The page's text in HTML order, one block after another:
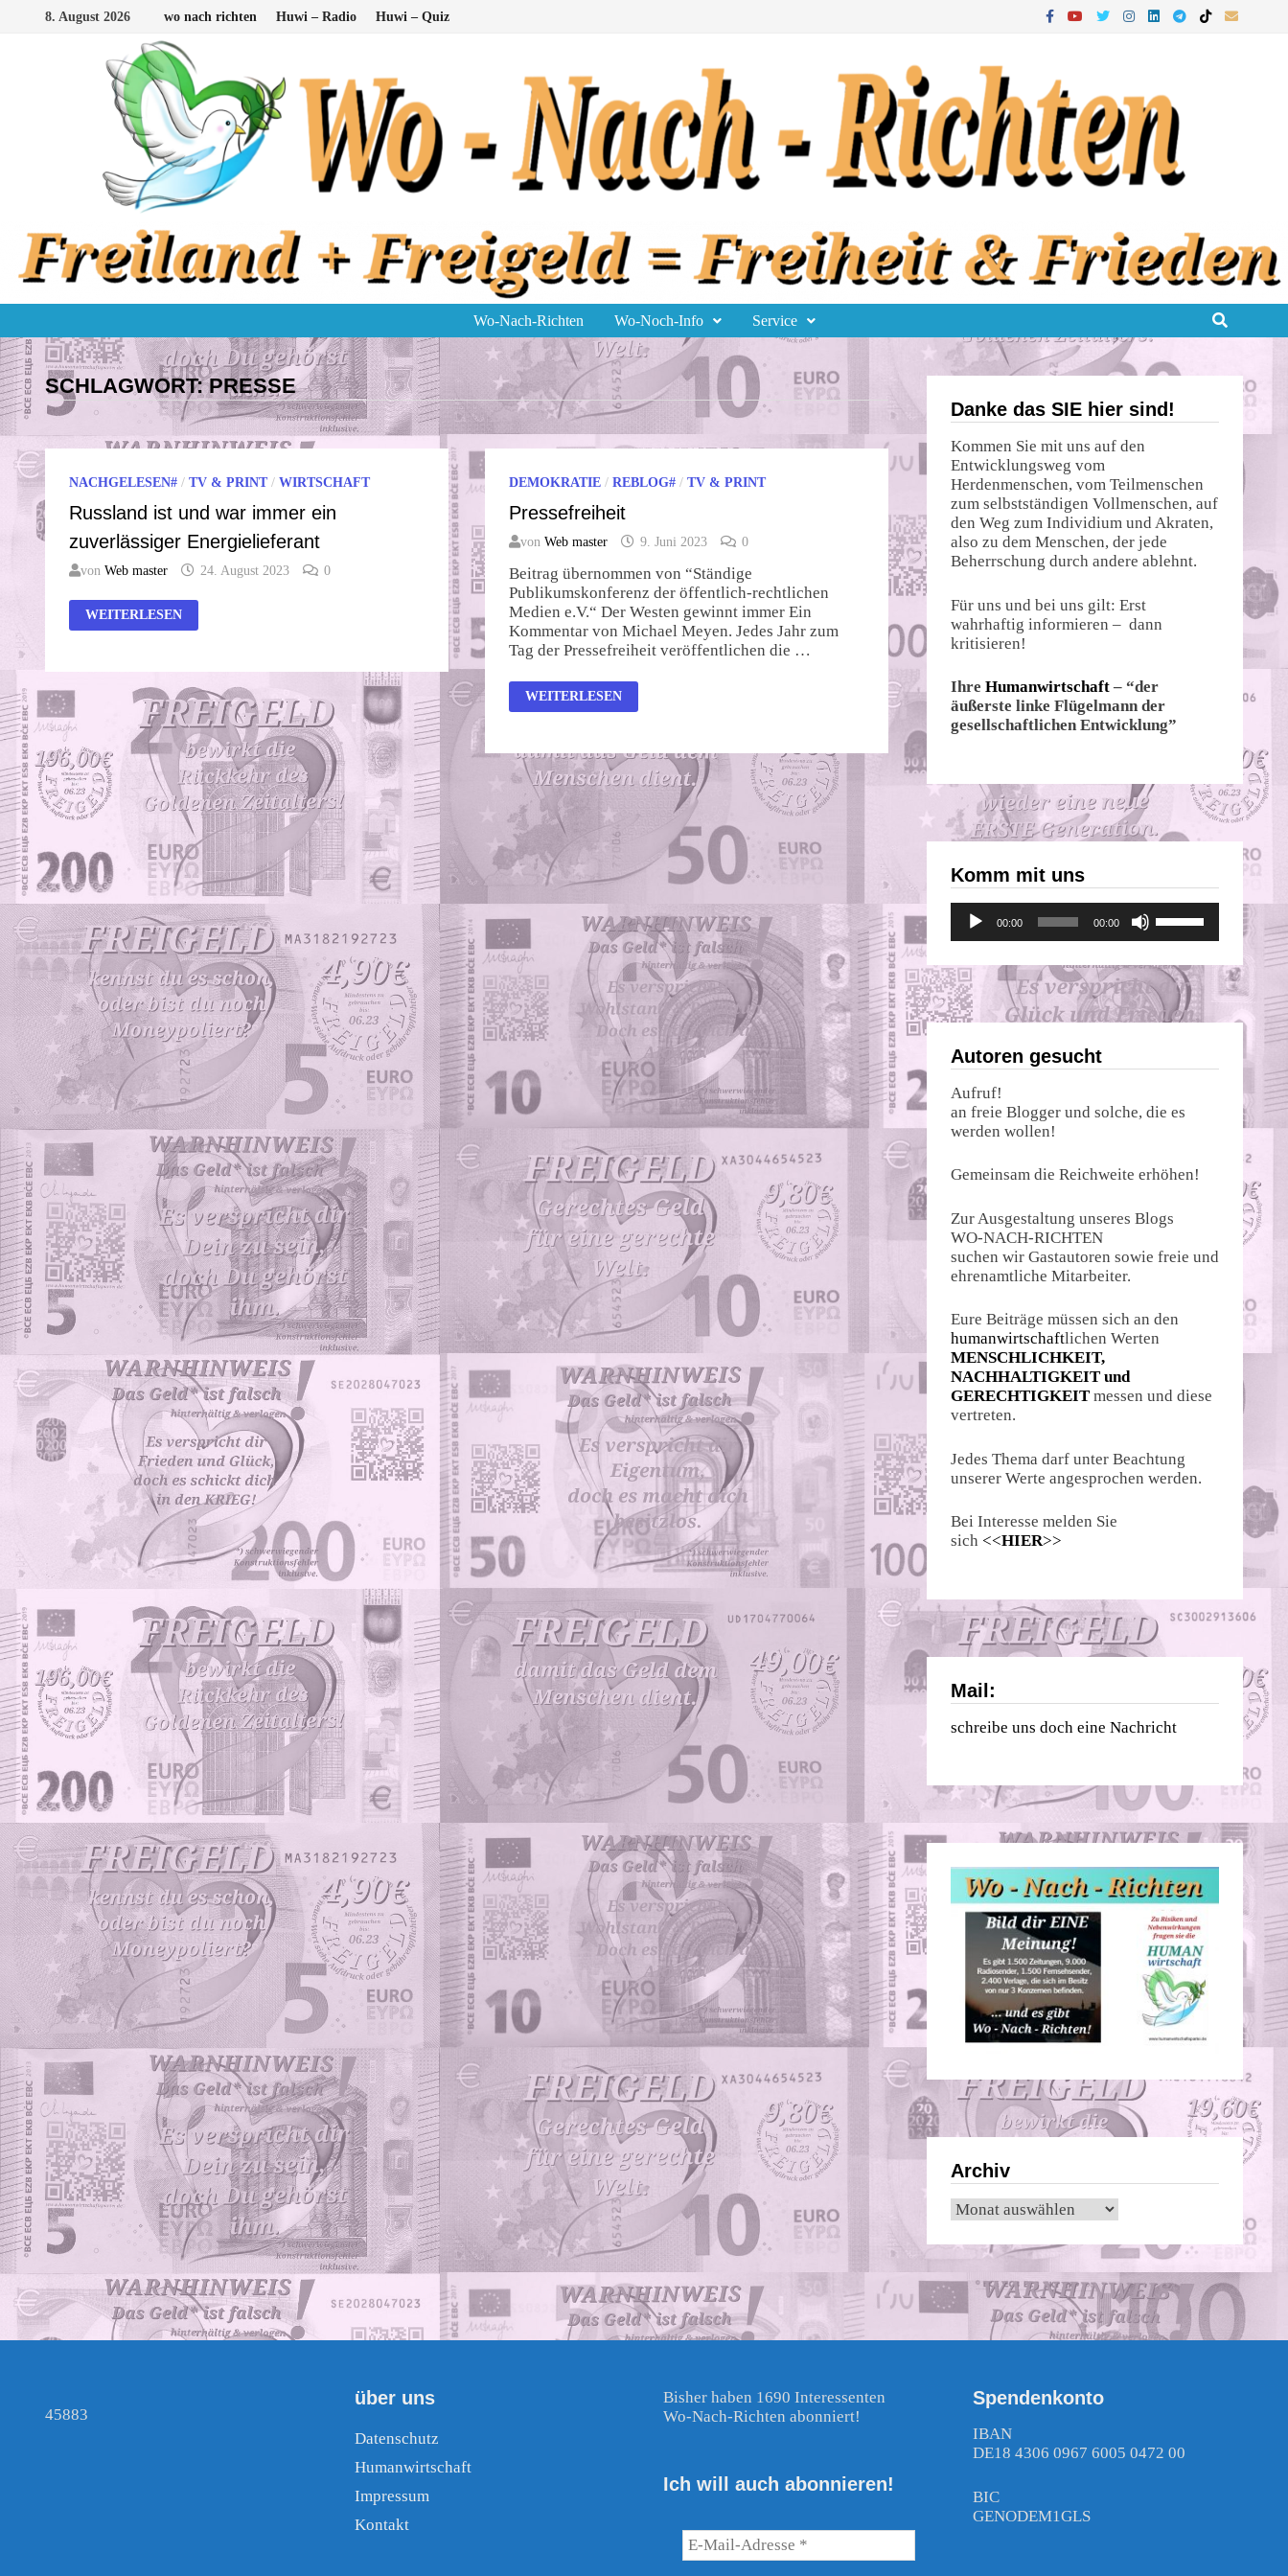
8. August 2026 wo nach richten Huwi – Radio Huwi – Quiz
Wo-Nach-Richten Wo-Noch-Info Service
SCHLAGWORT:PRESSE
NACHGELESEN# / TV & PRINT/ WIRTSCHAFT
Russland ist und war immer ein
zuverlässiger Energielieferant
von Web master 24. August 2023 0
RUSSLAND
IST
ZUVERLÄSSIGER
ENERGIELIEFERANT
WEITERLESEN
DEMOKRATIE/ REBLOG#/ TV & PRINT
Pressefreiheit
von Web master 9. Juni 2023 0
Beitrag übernommen von “Ständige
Publikumskonferenz der öffentlich-rechtlichen
Medien e.V.“ Der Westen gewinnt immer Ein
Kommentar von Michael Meyen. Jedes Jahr zum
Tag der Pressefreiheit veröffentlichen die …
PRESSEFREIHEIT
WEITERLESEN
Danke das SIE hier sind!
Kommen Sie mit uns auf den
Entwicklungsweg vom
Herdenmenschen, vom Teilmenschen
zum selbstständigen Vollmenschen, auf
den Weg zum Individium und Akraten,
also zu dem Menschen, der jede
Beherrschung durch andere ablehnt.
Für uns und bei uns gilt: Erst
wahrhaftig informieren – dann
kritisieren!
Ihre Humanwirtschaft – “der
äußerste linke Flügelmann der
gesellschaftlichen Entwicklung”
Komm mit uns
Audio-
Player
00:00 00:00
Hoch/Runter
um
die
Lautstärke
zu
Autoren gesucht
Aufruf!
an freie Blogger und solche, die es
werden wollen!
Gemeinsam die Reichweite erhöhen!
Zur Ausgestaltung unseres Blogs
WO-NACH-RICHTEN
suchen wir Gastautoren sowie freie und
ehrenamtliche Mitarbeiter.
Eure Beiträge müssen sich an den
humanwirtschaftlichen Werten
MENSCHLICHKEIT,
NACHHALTIGKEIT und
GERECHTIGKEIT messen und diese
vertreten.
Jedes Thema darf unter Beachtung
unserer Werte angesprochen werden.
Bei Interesse melden Sie
sich <<HIER>>
Mail:
schreibe uns doch eine Nachricht
Archiv
Archiv
45883
über uns
Datenschutz
Humanwirtschaft
Impressum
Kontakt
Bisher haben 1690 Interessenten
Wo-Nach-Richten abonniert!
Ich will auch abonnieren!
Spendenkonto
IBAN
DE18 4306 0967 6005 0472 00
BIC
GENODEM1GLS